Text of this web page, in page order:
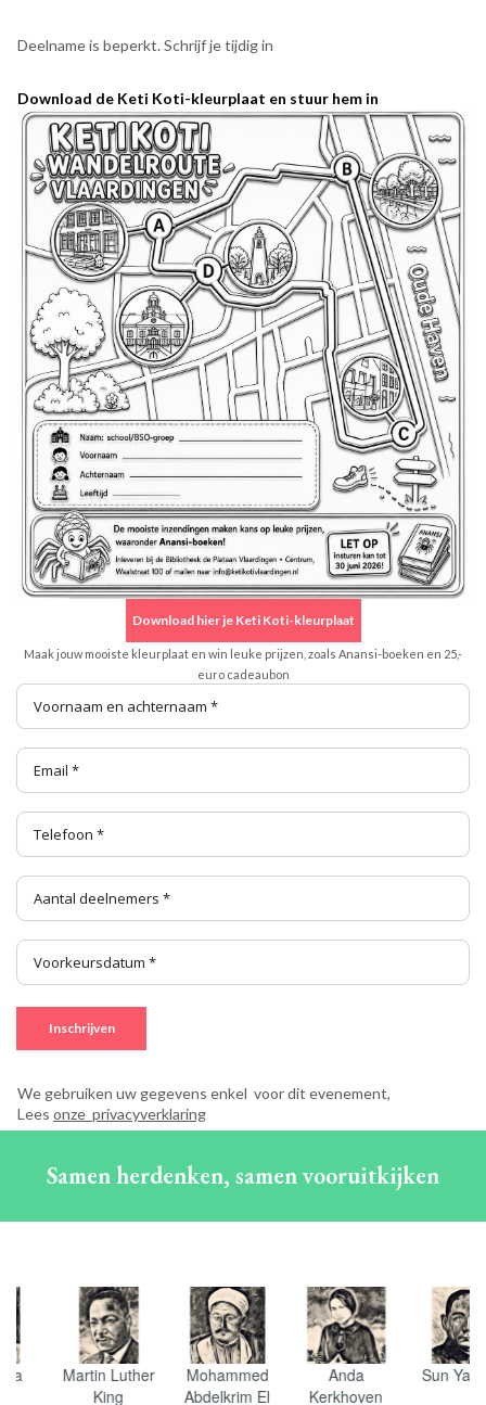
Deelname is beperkt. Schrijf je tijdig in
Download de Keti Koti-kleurplaat en stuur hem in
Download hier je Keti Koti-kleurplaat
Maak jouw mooiste kleurplaat en win leuke prijzen, zoals Anansi-boeken en 25,-
euro cadeaubon
Inschrijven
We gebruiken uw gegevens enkel voor dit evenement,
Lees onze privacyverklaring
Samen herdenken, samen vooruitkijken
Martin Luther
Mohammed
Abdelkrim El
Kerkhoven
Sun Yat-Sen